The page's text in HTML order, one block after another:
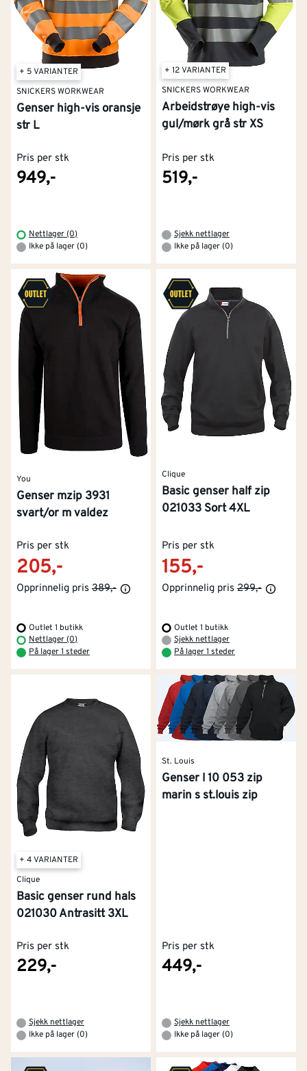
+ 5 VARIANTER
SNICKERS WORKWEAR
Genser high-vis oransje
str L
Pris per stk
949,-
Nettlager (0)
Ikke på lager (0)
+ 12 VARIANTER
SNICKERS WORKWEAR
Arbeidstrøye high-vis
gul/mørk grå str XS
Pris per stk
519,-
Sjekk nettlager
Ikke på lager (0)
You
Genser mzip 3931
svart/or m valdez
Pris per stk
205,-
Opprinnelig pris 389,-
Outlet 1 butikk
Nettlager (0)
På lager 1 steder
Clique
Basic genser half zip
021033 Sort 4XL
Pris per stk
155,-
Opprinnelig pris 299,-
Outlet 1 butikk
Sjekk nettlager
På lager 1 steder
+ 4 VARIANTER
Clique
Basic genser rund hals
021030 Antrasitt 3XL
Pris per stk
229,-
Sjekk nettlager
Ikke på lager (0)
St. Louis
Genser l 10 053 zip
marin s st.louis zip
Pris per stk
449,-
Sjekk nettlager
Ikke på lager (0)